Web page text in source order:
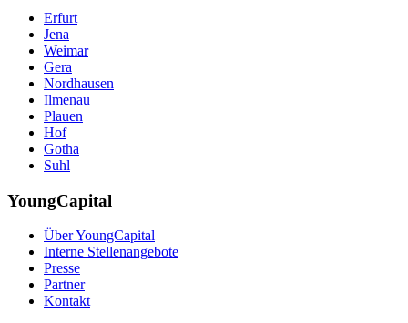
Erfurt
Jena
Weimar
Gera
Nordhausen
Ilmenau
Plauen
Hof
Gotha
Suhl
YoungCapital
Über YoungCapital
Interne Stellenangebote
Presse
Partner
Kontakt